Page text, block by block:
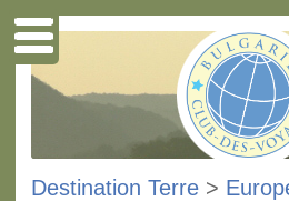
Destination Terre >